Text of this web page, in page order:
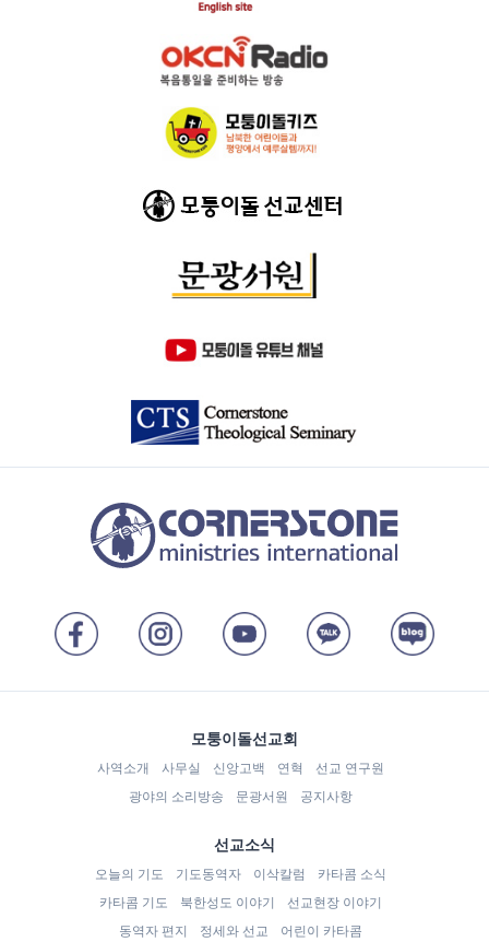
모퉁이돌선교회
사역소개 사무실 신앙고백 연혁
선교 연구원
광야의 소리방송
문광서원 공지사항
선교소식
오늘의 기도 기도동역자 이삭칼럼
카타콤 소식
카타콤 기도
북한성도 이야기
선교현장 이야기
동역자 편지
정세와 선교 어린이 카타콤